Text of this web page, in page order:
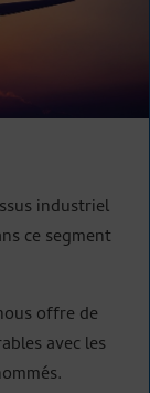
industriel
ce segment
offre de
avec les